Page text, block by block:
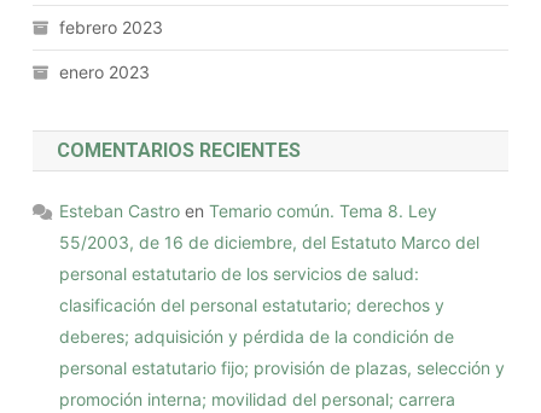
febrero 2023
enero 2023
COMENTARIOS RECIENTES
Esteban Castro enTemario común. Tema 8. Ley
55/2003, de 16 de diciembre, del Estatuto Marco del
personal estatutario de los servicios de salud:
clasificación del personal estatutario; derechos y
deberes; adquisición y pérdida de la condición de
personal estatutario fijo; provisión de plazas, selección y
promoción interna; movilidad del personal; carrera